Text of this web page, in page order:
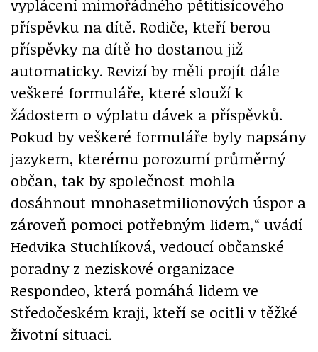
vyplácení mimořádného pětitisícového
příspěvku na dítě. Rodiče, kteří berou
příspěvky na dítě ho dostanou již
automaticky. Revizí by měli projít dále
veškeré formuláře, které slouží k
žádostem o výplatu dávek a příspěvků.
Pokud by veškeré formuláře byly napsány
jazykem, kterému porozumí průměrný
občan, tak by společnost mohla
dosáhnout mnohasetmilionových úspor a
zároveň pomoci potřebným lidem,“ uvádí
Hedvika Stuchlíková, vedoucí občanské
poradny z neziskové organizace
Respondeo, která pomáhá lidem ve
Středočeském kraji, kteří se ocitli v těžké
životní situaci.